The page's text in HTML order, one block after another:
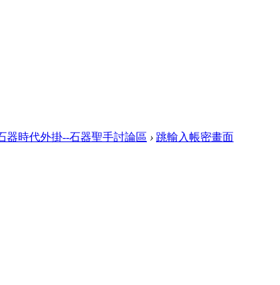
器時代外掛--石器聖手討論區 › 跳輸入帳密畫面